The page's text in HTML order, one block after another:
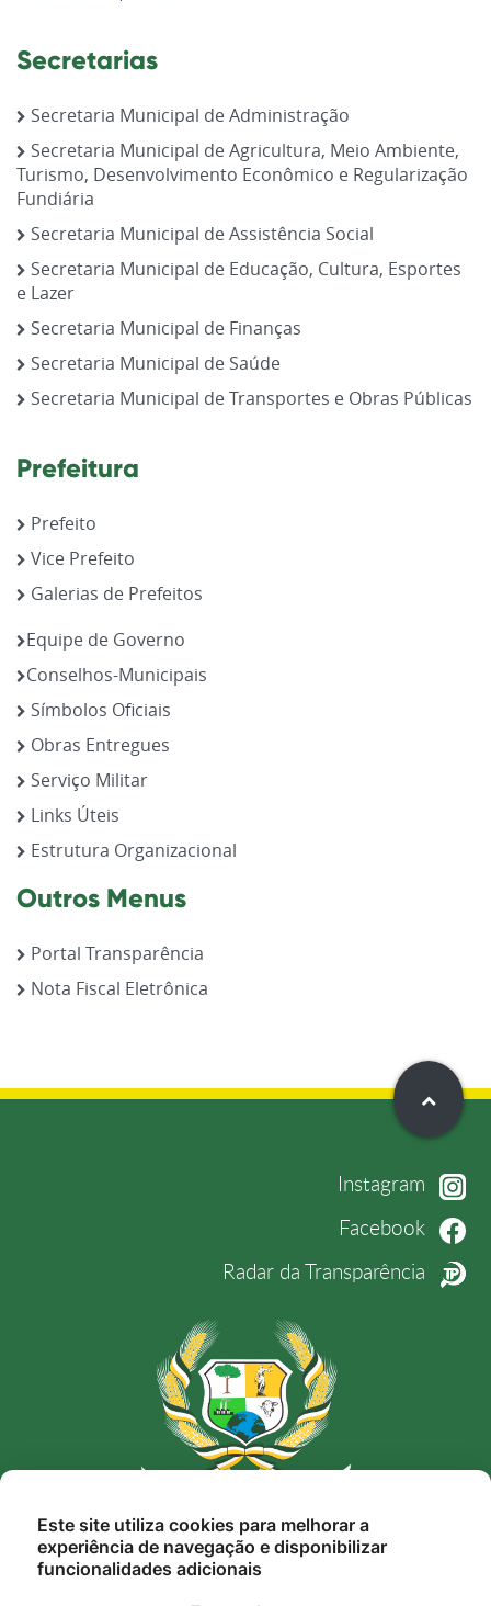
Secretarias
Secretaria Municipal de Administração
Secretaria Municipal de Agricultura, Meio Ambiente,
Turismo, Desenvolvimento Econômico e Regularização
Fundiária
Secretaria Municipal de Assistência Social
Secretaria Municipal de Educação, Cultura, Esportes
e Lazer
Secretaria Municipal de Finanças
Secretaria Municipal de Saúde
Secretaria Municipal de Transportes e Obras Públicas
Prefeitura
Prefeito
Vice Prefeito
Galerias de Prefeitos
Equipe de Governo
Conselhos-Municipais
Símbolos Oficiais
Obras Entregues
Serviço Militar
Links Úteis
Estrutura Organizacional
Outros Menus
Portal Transparência
Nota Fiscal Eletrônica
Instagram
Facebook
Radar da Transparência
Rua Nunes Freire, 12, Alto da Bela Vista, Novo
Mundo-MT, Cep. 78.528-000
Este site utiliza cookies para melhorar a
experiência de navegação e disponibilizar
funcionalidades adicionais